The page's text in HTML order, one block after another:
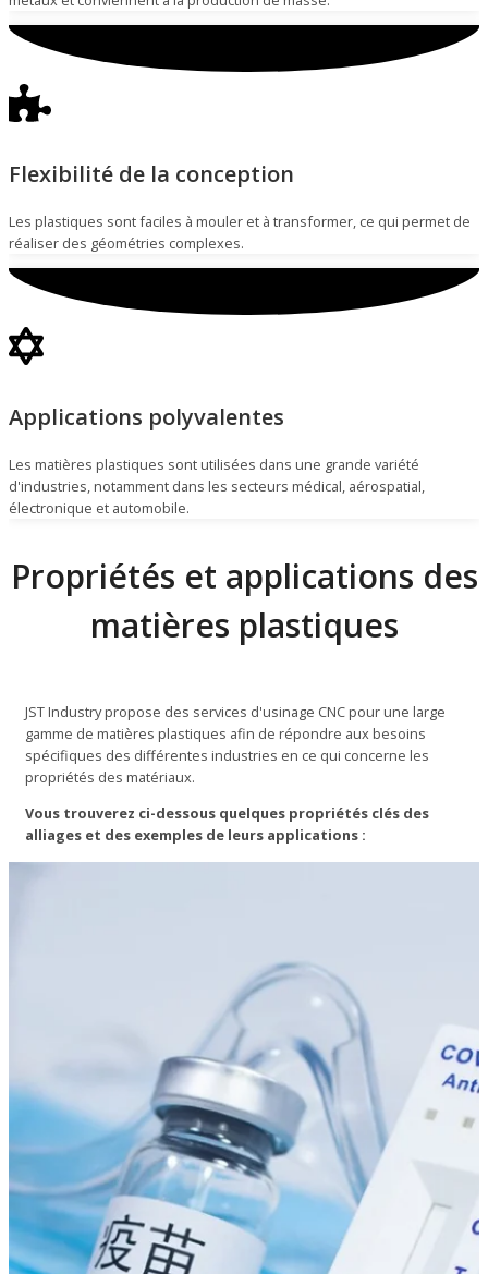
Flexibilité de la conception
Les plastiques sont faciles à mouler et à transformer, ce qui permet de
réaliser des géométries complexes.
Applications polyvalentes
Les matières plastiques sont utilisées dans une grande variété
d'industries, notamment dans les secteurs médical, aérospatial,
électronique et automobile.
Propriétés et applications des
matières plastiques
JST Industry propose des services d'usinage CNC pour une large
gamme de matières plastiques afin de répondre aux besoins
spécifiques des différentes industries en ce qui concerne les
propriétés des matériaux.
Vous trouverez ci-dessous quelques propriétés clés des
alliages et des exemples de leurs applications :